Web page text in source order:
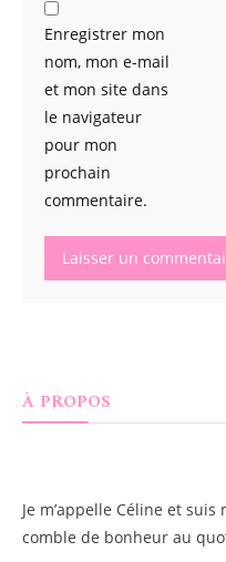
Enregistrer mon
nom, mon e-mail
et mon site dans
le navigateur
pour mon
prochain
commentaire.
À PROPOS
Je m’appelle Céline et suis
comble de bonheur au